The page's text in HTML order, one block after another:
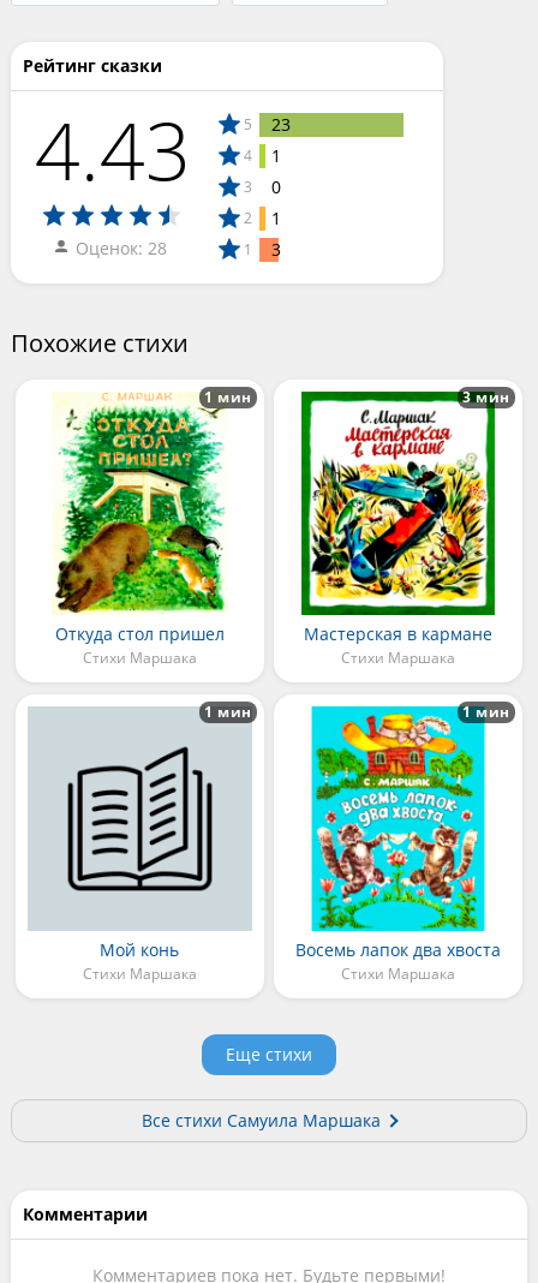
Рейтинг сказки
4.43
Оценок: 28
5 23
4 1
3 0
2 1
1 3
Похожие стихи
Откуда стол пришел
Стихи Маршака
1 мин
Мастерская в кармане
Стихи Маршака
3 мин
Мой конь
Стихи Маршака
1 мин
Восемь лапок два хвоста
Стихи Маршака
1 мин
Еще стихи
Все стихи Самуила Маршака
Комментарии
Комментариев пока нет. Будьте первыми!